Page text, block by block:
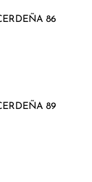
86
89